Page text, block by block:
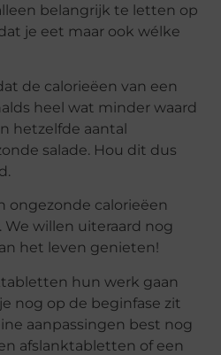
belangrijk te letten op
je eet maar ook wélke
de calorieëen van een
heel wat minder waard
hetzelfde aantal
salade. Hou dit dus
ongezonde calorieëen
willen uiteraard nog
het leven genieten!
hun werk gaan
nog op de beginfase zit
aanpassingen best nog
afslanktabletten of een